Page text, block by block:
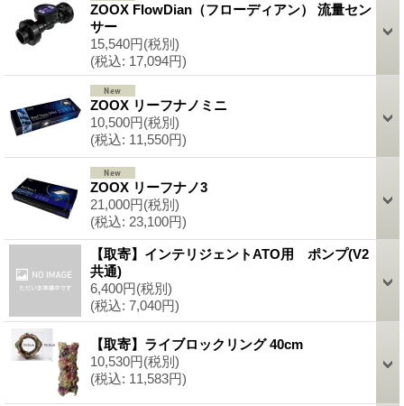
ZOOX FlowDian（フローディアン） 流量セン
サー
15,540円(税別)
(税込: 17,094円)
ZOOX リーフナノミニ
10,500円(税別)
(税込: 11,550円)
ZOOX リーフナノ3
21,000円(税別)
(税込: 23,100円)
【取寄】インテリジェントATO用 ポンプ(V2
共通)
6,400円(税別)
(税込: 7,040円)
【取寄】ライブロックリング 40cm
10,530円(税別)
(税込: 11,583円)